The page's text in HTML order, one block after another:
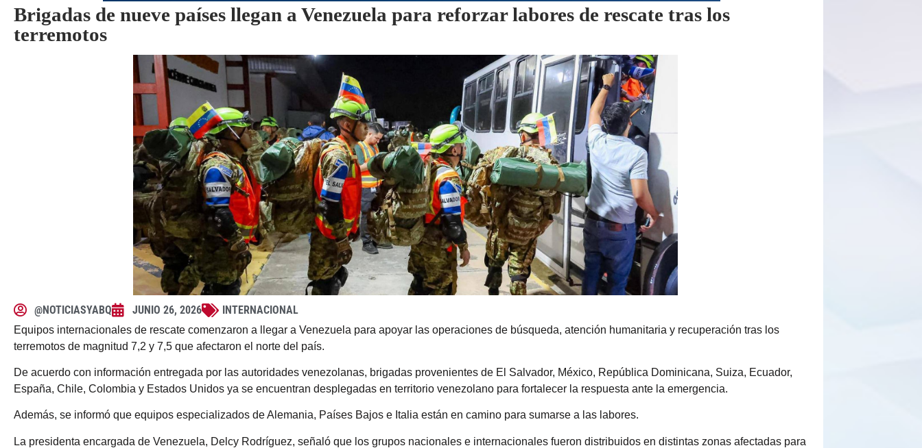
Brigadas de nueve países llegan a Venezuela para reforzar labores de rescate tras los
terremotos
@NOTICIASYABQ JUNIO 26, 2026 INTERNACIONAL
Equipos internacionales de rescate comenzaron a llegar a Venezuela para apoyar las operaciones de búsqueda, atención humanitaria y recuperación tras los
terremotos de magnitud 7,2 y 7,5 que afectaron el norte del país.
De acuerdo con información entregada por las autoridades venezolanas, brigadas provenientes de El Salvador, México, República Dominicana, Suiza, Ecuador,
España, Chile, Colombia y Estados Unidos ya se encuentran desplegadas en territorio venezolano para fortalecer la respuesta ante la emergencia.
Además, se informó que equipos especializados de Alemania, Países Bajos e Italia están en camino para sumarse a las labores.
La presidenta encargada de Venezuela, Delcy Rodríguez, señaló que los grupos nacionales e internacionales fueron distribuidos en distintas zonas afectadas para